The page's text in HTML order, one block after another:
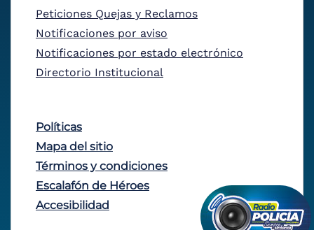
Peticiones Quejas y Reclamos
Notificaciones por aviso
Notificaciones por estado electrónico
Directorio Institucional
Políticas
Mapa del sitio
Términos y condiciones
Escalafón de Héroes
Accesibilidad